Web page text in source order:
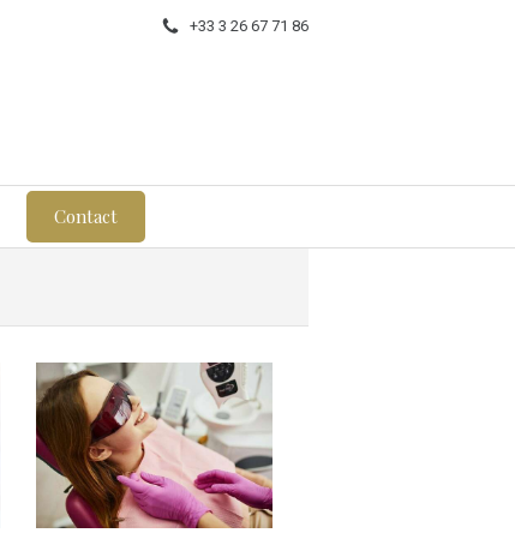
+33 3 26 67 71 86
Contact